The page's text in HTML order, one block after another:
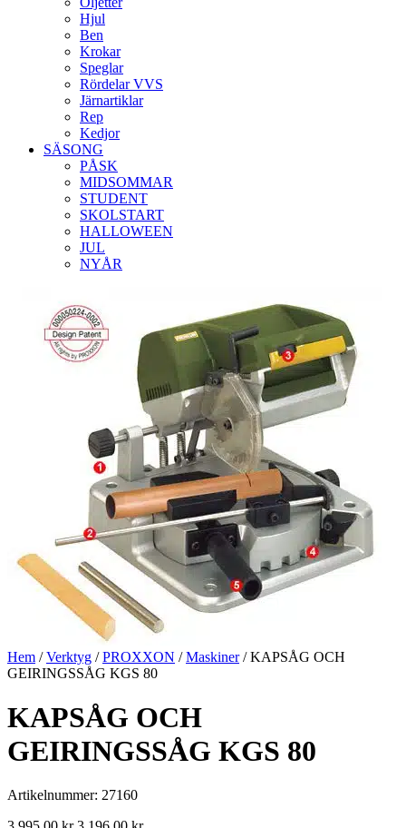
Hjul
Ben
Krokar
Speglar
Rördelar VVS
Järnartiklar
Rep
Kedjor
SÄSONG
PÅSK
MIDSOMMAR
STUDENT
SKOLSTART
HALLOWEEN
JUL
NYÅR
Hem /Verktyg /PROXXON /Maskiner/ KAPSÅG OCH
GEIRINGSSÅG KGS 80
KAPSÅG OCH
GEIRINGSSÅG KGS 80
Artikelnummer: 27160